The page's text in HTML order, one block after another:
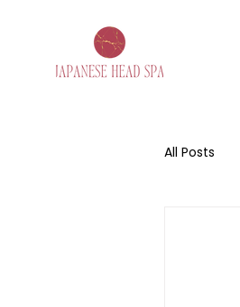
All Posts